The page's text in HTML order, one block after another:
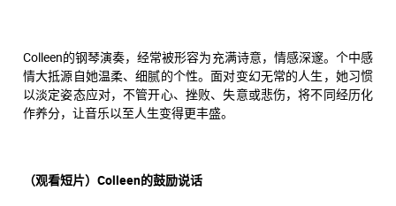
Colleen的钢琴演奏，经常被形容为充满诗意，情感深邃。个中感
情大抵源自她温柔、细腻的个性。面对变幻无常的人生，她习惯
以淡定姿态应对，不管开心、挫败、失意或悲伤，将不同经历化
作养分，让音乐以至人生变得更丰盛。
（观看短片）Colleen的鼓励说话